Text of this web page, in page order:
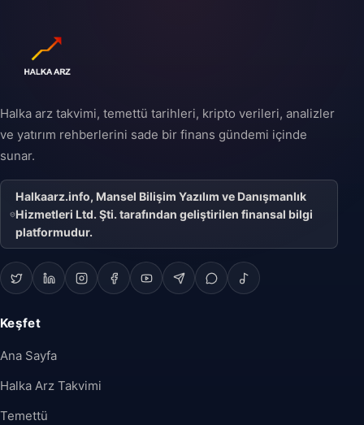
Halka arz takvimi, temettü tarihleri, kripto verileri, analizler
ve yatırım rehberlerini sade bir finans gündemi içinde
sunar.
Halkaarz.info, Mansel Bilişim Yazılım ve Danışmanlık
Hizmetleri Ltd. Şti. tarafından geliştirilen finansal bilgi
platformudur.
Keşfet
Ana Sayfa
Halka Arz Takvimi
Temettü